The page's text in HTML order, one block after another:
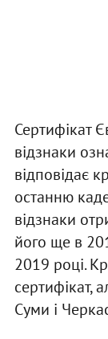
Сертифікат
відзнаки
відповідає
останню
відзнаки
його ще в
2019 році.
сертифікат,
Суми і